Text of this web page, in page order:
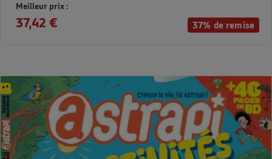
37% de remise
Meilleur prix :
37,42 €